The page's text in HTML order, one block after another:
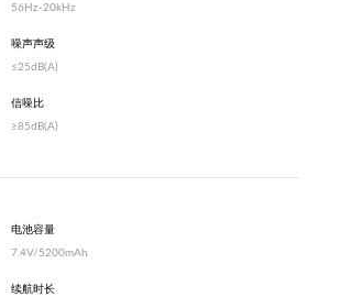
56Hz-20kHz
噪声声级
≤25dB(A)
信噪比
≥85dB(A)
电池容量
7.4V/5200mAh
续航时长